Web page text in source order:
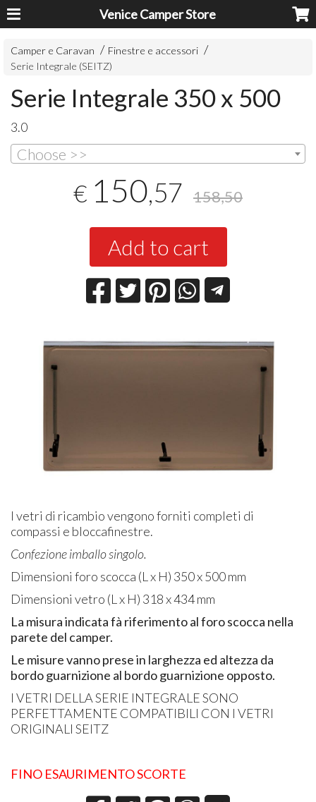
Venice Camper Store
Camper e Caravan
Finestre e accessori
Serie Integrale (SEITZ)
Serie Integrale 350 x 500
3.0
Choose >>
€ 150,57 158,50
Add to cart
I vetri di ricambio vengono forniti completi di
compassi e bloccafinestre.
Confezione imballo singolo.
Dimensioni foro scocca (L x H) 350 x 500 mm
Dimensioni vetro (L x H) 318 x 434 mm
La misura indicata fà riferimento al foro scocca nella
parete del camper.
Le misure vanno prese in larghezza ed altezza da
bordo guarnizione al bordo guarnizione opposto.
I VETRI DELLA SERIE INTEGRALE SONO
PERFETTAMENTE COMPATIBILI CON I VETRI
ORIGINALI SEITZ
FINO ESAURIMENTO SCORTE